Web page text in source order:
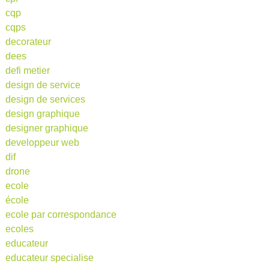
cqp
cqps
decorateur
dees
defi metier
design de service
design de services
design graphique
designer graphique
developpeur web
dif
drone
ecole
école
ecole par correspondance
ecoles
educateur
educateur specialise